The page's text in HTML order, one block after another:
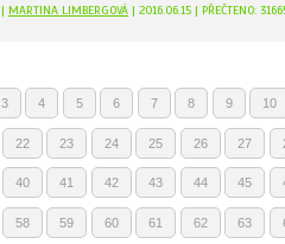
| MARTINA LIMBERGOVÁ | 2016.06.15 | PŘEČTENO:
3 4 5 6 7 8 9 10
22 23 24 25 26 27
40 41 42 43 44 45
58 59 60 61 62 63